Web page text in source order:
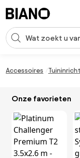
Zoekopdracht
Accessoires
Onze favorieten